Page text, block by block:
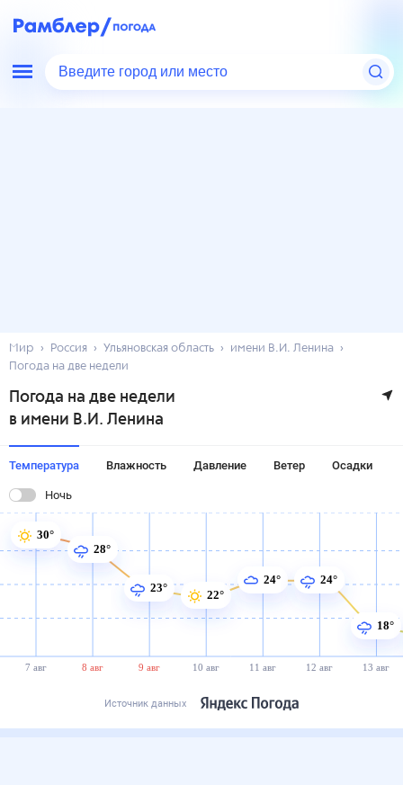
Введите город или место
Мир Россия Ульяновская область
имени В.И. Ленина
Погода на две недели
Погода на две недели
в имени В.И. Ленина
Температура Влажность Давление Ветер Осадки
Ночь
7 авг 8 авг 9 авг 10 авг 11 авг 12 авг 13 авг
30°
28°
23° 22°
24° 24°
18°
Источник данных